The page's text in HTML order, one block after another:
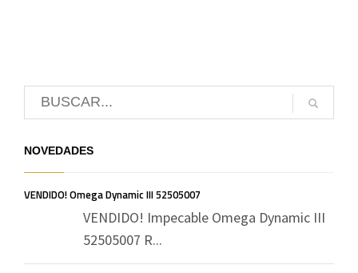
NOVEDADES
VENDIDO! Omega Dynamic III 52505007
VENDIDO! Impecable Omega Dynamic III
52505007 R...